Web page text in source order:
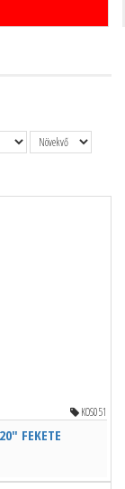
KOS051
FEKETE